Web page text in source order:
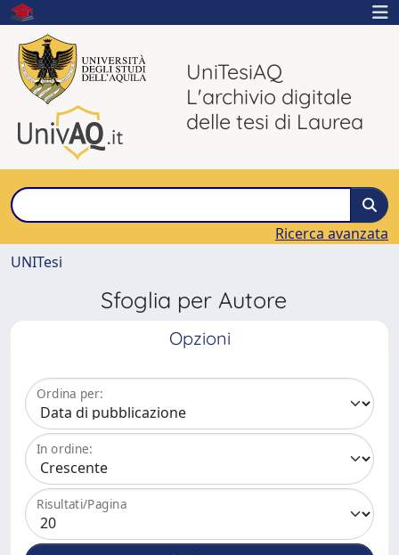
UniTesiAQ
L'archivio digitale
delle tesi di Laurea
Ricerca avanzata
UNITesi
Sfoglia per Autore
Opzioni
Ordina per:
In ordine:
Risultati/Pagina